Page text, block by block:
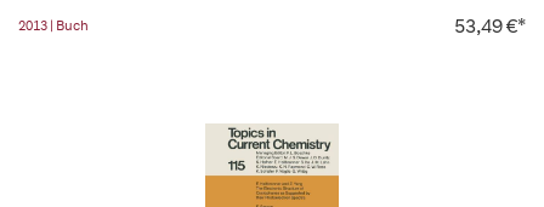
2013 | Buch 53,49 €*